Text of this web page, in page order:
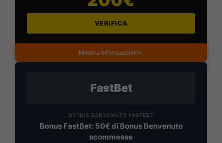
VERIFICA
Mostra Informazioni
FastBet
BONUS BENVENUTO FASTBET
Bonus FastBet: 50€ di Bonus Benvenuto
scommesse